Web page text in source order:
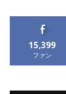
15,399
ファン